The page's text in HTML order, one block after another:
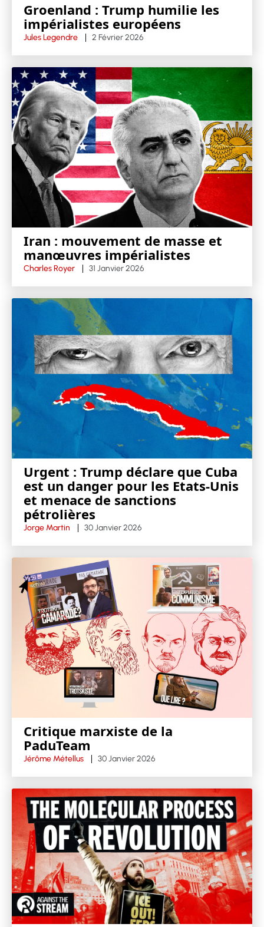
Groenland : Trump humilie les
impérialistes européens
Jules Legendre 2 Février 2026
Iran : mouvement de masse et
manœuvres impérialistes
Charles Royer 31 Janvier 2026
Urgent : Trump déclare que Cuba
est un danger pour les Etats-Unis
et menace de sanctions
pétrolières
Jorge Martin 30 Janvier 2026
Critique marxiste de la
PaduTeam
Jérôme Métellus 30 Janvier 2026